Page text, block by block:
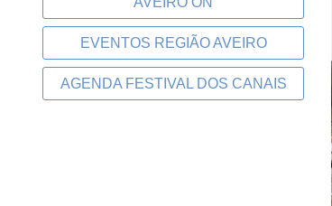
EVENTOS REGIÃO AVEIRO
AGENDA FESTIVAL DOS CANAIS